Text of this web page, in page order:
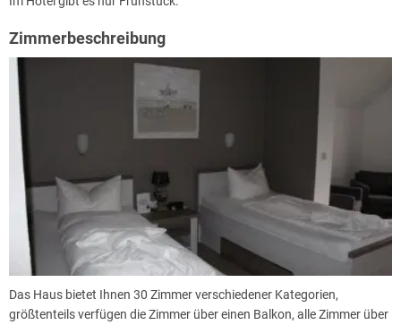
Zimmerbeschreibung
Das Haus bietet Ihnen 30 Zimmer verschiedener Kategorien,
größtenteils verfügen die Zimmer über einen Balkon, alle Zimmer über